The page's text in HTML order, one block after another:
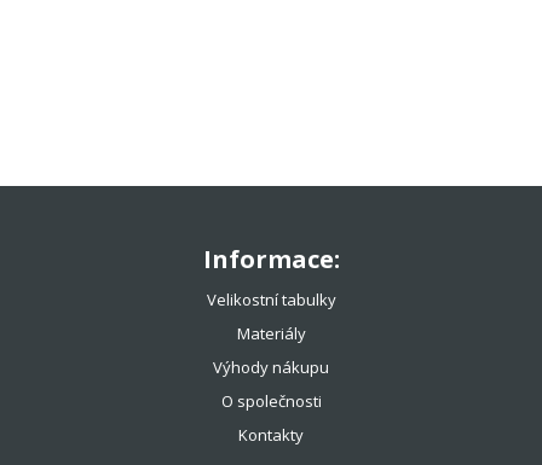
Informace:
Velikostní tabulky
Materiály
Výhody nákupu
O společnosti
Kontakty